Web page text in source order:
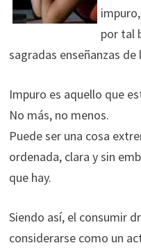
por tal
sagradas enseñanzas
Impuro es aquello que
No más, no menos.
Puede ser una cosa
ordenada, clara y sin
que hay.
Siendo así, el consumir
considerarse como un